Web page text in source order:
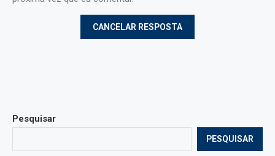
Pesquisar
PESQUISAR